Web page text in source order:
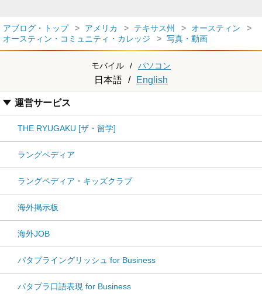
アブログ・トップ アメリカ テキサス州
オースティン
オースティン・コミュニティ・カレッジ
写真・動画
モバイル / パソコン
日本語 / English
運営サービス
THE RYUGAKU [ザ・留学]
ラングペディア
ラングペディア・キッズクラブ
海外掲示板
海外JOB
パタプライングリッシュ for Business
パタプラ口語表現 for Business